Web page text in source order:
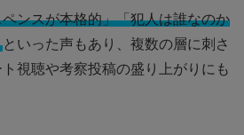
ンスが本格的」「犯人は誰なのか
といった声もあり、複数の層に刺さ
視聴や考察投稿の盛り上がりにも